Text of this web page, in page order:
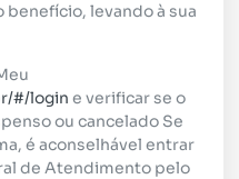
levando à sua
#/login e verificar se o
ou cancelado Se
é aconselhável entrar
de Atendimento pelo